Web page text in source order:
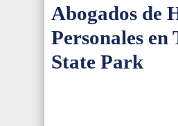
Abogados de
Personales en
State Park